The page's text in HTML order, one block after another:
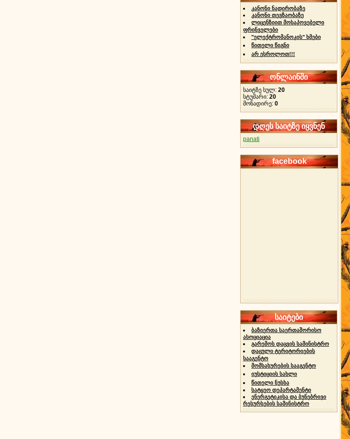
კანონი ნადირობაზე
კანონი თევზაობაზე
ლიცენზიით მოსაპოვებელი
ფრინველები
"ელექტრომანოკის" ხმები
წითელი წიგნი
არ ესროლოთ!!!
ონლაინში
საიტზე სულ: 20
სტუმარი: 20
მონადირე: 0
დღეს საიტზე იყვნენ
panati
facebook
საიტები
ბაზიერთა საერთაშორისო
ასოციაცია
გარემოს დაცვის სამინისტრო
დაცული ტერიტორიების
სააგენტო
მომსახურების სააგენტო
იუსტიციის სახლი
წითელი ნუსხა
სატყეო დეპარტამენტი
ენერგეტიკისა და ბუნებრივი
რესურსების სამინისტრო